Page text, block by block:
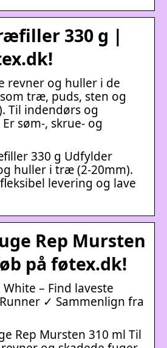
330 g |
revner og huller i de
træ, puds, sten og
Til indendørs og
søm-, skrue- og
330 g Udfylder
huller i træ (2-20mm).
levering og lave
Rep Mursten
på føtex.dk!
– Find laveste
✓ Sammenlign fra
Rep Mursten 310 ml Til